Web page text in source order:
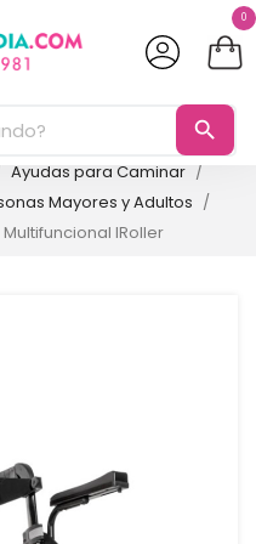
0
search
Ayudas para Caminar
Mayores y Adultos
IRoller